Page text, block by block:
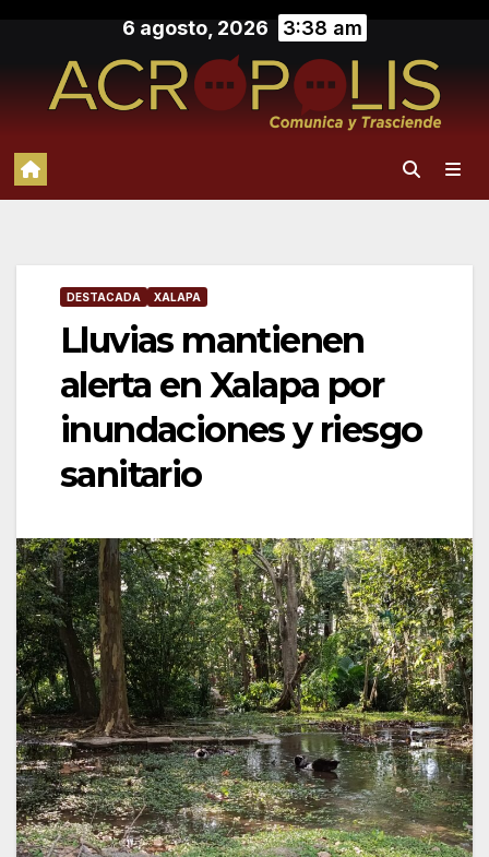
contenido
6 agosto, 2026 3:38 am
DESTACADA XALAPA
Lluvias mantienen
alerta en Xalapa por
inundaciones y riesgo
sanitario